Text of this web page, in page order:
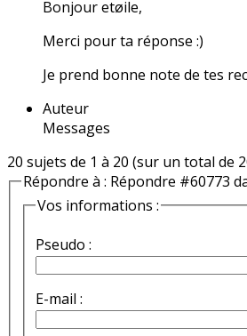
Bonjour etøile,
Merci pour ta réponse :)
Je prend bonne note de tes
Auteur
Messages
20 sujets de 1 à 20 (sur un total de
Répondre à : Répondre #60773
Vos informations :
Pseudo :
E-mail :